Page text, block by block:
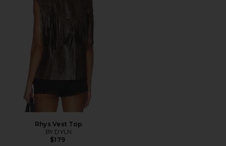
Rhys Vest Top
BY.DYLN
$179